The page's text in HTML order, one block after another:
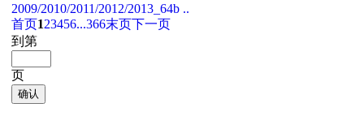
2009/2010/2011/2012/2013_64b ..
首页123456...366末页下一页
到第
页
确认